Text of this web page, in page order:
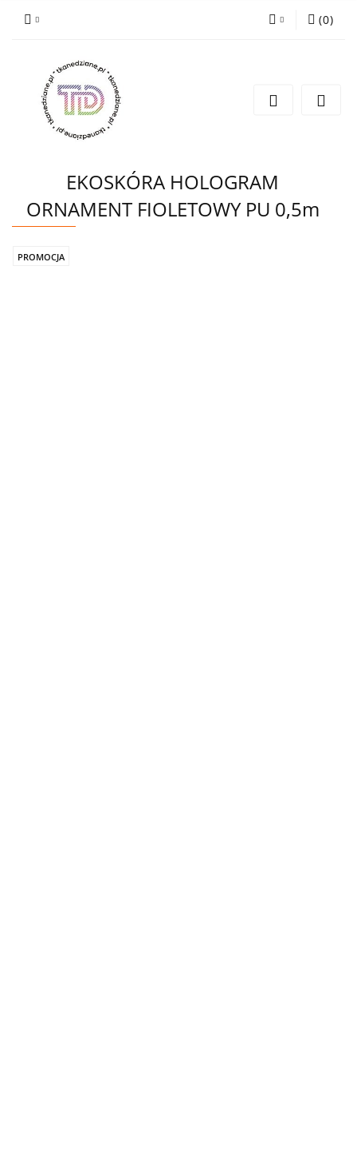
Wyślij e-mail
(0)
EKOSKÓRA HOLOGRAM
ORNAMENT FIOLETOWY PU 0,5m
PROMOCJA